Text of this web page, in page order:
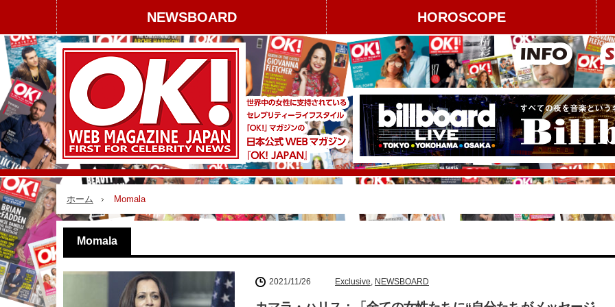
NEWSBOARD HOROSCOPE
ホーム Momala
Momala
2021/11/26 Exclusive, NEWSBOARD